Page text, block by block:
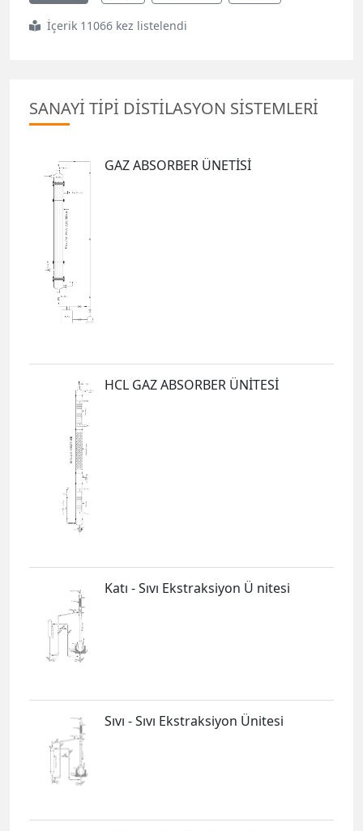
İçerik 11066 kez listelendi
SANAYİ TİPİ DİSTİLASYON SİSTEMLERİ
GAZ ABSORBER ÜNETİSİ
HCL GAZ ABSORBER ÜNİTESİ
Katı - Sıvı Ekstraksiyon Ü nitesi
Sıvı - Sıvı Ekstraksiyon Ünitesi